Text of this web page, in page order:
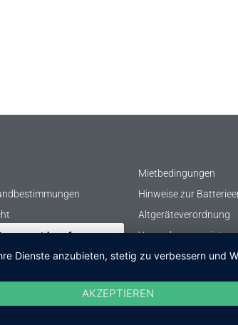
widerrufen
Mietbedingungen
Hinweise zur
Altgeräteverordnung
Verpackungsregister
Dienste anzubieten, stetig zu verbessern und
AKZEPTIEREN